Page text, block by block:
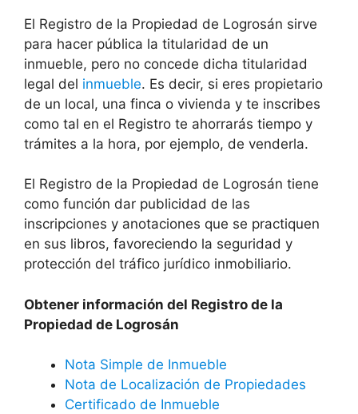
El Registro de la Propiedad de Logrosán sirve
para hacer pública la titularidad de un
inmueble, pero no concede dicha titularidad
legal del inmueble. Es decir, si eres propietario
de un local, una finca o vivienda y te inscribes
como tal en el Registro te ahorrarás tiempo y
trámites a la hora, por ejemplo, de venderla.
El Registro de la Propiedad de Logrosán tiene
como función dar publicidad de las
inscripciones y anotaciones que se practiquen
en sus libros, favoreciendo la seguridad y
protección del tráfico jurídico inmobiliario.
Obtener información del Registro de la
Propiedad de Logrosán
Nota Simple de Inmueble
Nota de Localización de Propiedades
Certificado de Inmueble